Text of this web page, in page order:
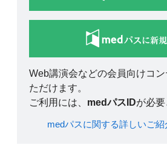
Web講演会などの会員向けコ
ただけます。
ご利用には、 medパスIDが必要
medパスに関する詳しいご紹